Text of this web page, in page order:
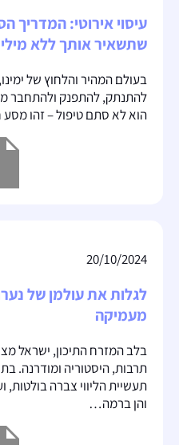
עיסוי אירוטי: המדריך
שתשאיר אותך ללא
בעולם המהיר והלחוץ של
להתנתק, להתפנק ולהתחבר
הוא לא סתם טיפול – זהו
20/10/2024
לגלות את עולמן של
מעמיקה
בלב המזרח התיכון, ישראל
תרבות, היסטוריה ומודרנה.
תעשיית הליווי צברה בולטות,
והן ברמה…